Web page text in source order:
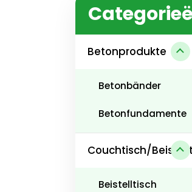
Betonprodukte
Betonbänder
Betonfundamente
Couchtisch/
Beistelltisch